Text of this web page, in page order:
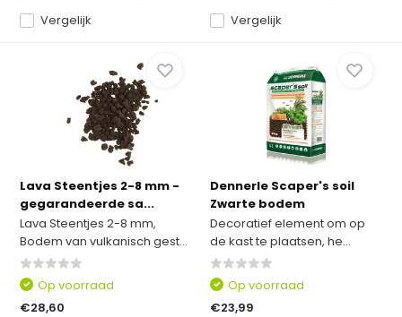
Vergelijk Vergelijk
Lava Steentjes 2-8 mm -
gegarandeerde sa...
Lava Steentjes 2-8 mm,
Bodem van vulkanisch gest...
Op voorraad
€28,60
Dennerle Scaper's soil
Zwarte bodem
Decoratief element om op
de kast te plaatsen, he...
Op voorraad
€23,99